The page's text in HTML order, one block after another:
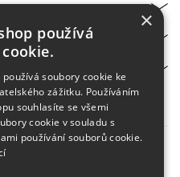
×
používá
soubory cookie ke
zážitku. Používáním
souhlasíte se všemi
cookie v souladu s
používání souborů cookie.